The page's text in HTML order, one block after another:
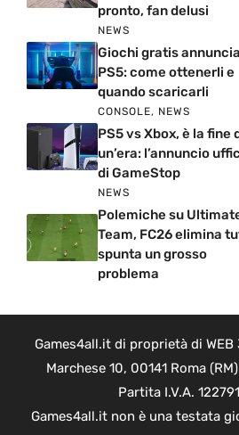
pronto, fan delusi
NEWS
Giochi gratis
PS5: come ottenerli e
quando scaricarli
CONSOLE, NEWS
PS5 vs Xbox, è la fine
un’era: l’annuncio
di GameStop
NEWS
Polemiche su
Team, FC26 elimina
spunta un grosso
problema
Games4all.it di proprietà di WEB
Marchese 10, 00141 Roma
Partita I.V.A.
Games4all.it non è una testata